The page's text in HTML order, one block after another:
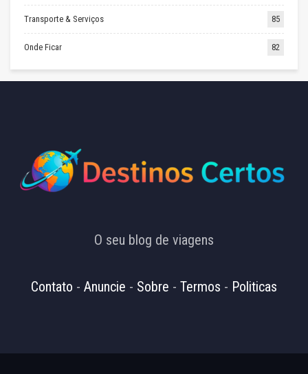
Transporte & Serviços 85
Onde Ficar 82
O seu blog de viagens
Contato - Anuncie - Sobre - Termos - Politicas